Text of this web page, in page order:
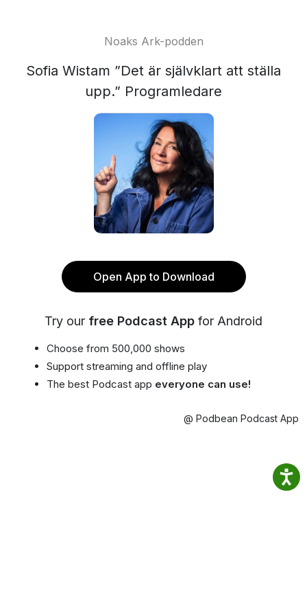
Noaks Ark-podden
Sofia Wistam ”Det är självklart att ställa
upp.” Programledare
Open App to Download
Try our free Podcast App for Android
Choose from 500,000 shows
Support streaming and offline play
The best Podcast app everyone can use!
@ Podbean Podcast App